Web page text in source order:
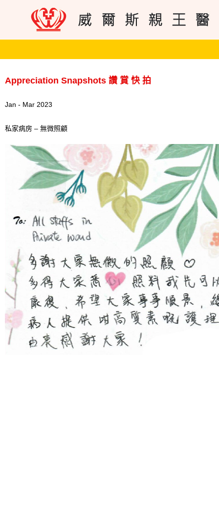
Appreciation Snapshots 讚 賞 快 拍
Jan - Mar 2023
私家病房 – 無微照顧